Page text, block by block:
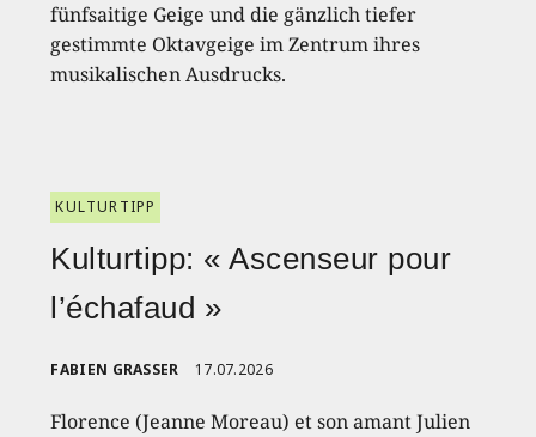
fünfsaitige Geige und die gänzlich tiefer
gestimmte Oktavgeige im Zentrum ihres
musikalischen Ausdrucks.
KULTURTIPP
Kulturtipp: « Ascenseur pour
l’échafaud »
FABIEN GRASSER 17.07.2026
Florence (Jeanne Moreau) et son amant Julien